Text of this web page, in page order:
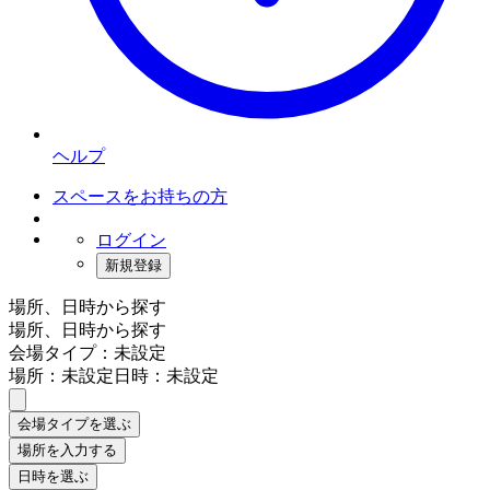
ヘルプ
スペースをお持ちの方
ログイン
新規登録
場所、日時から探す
場所、日時から探す
会場タイプ：未設定
場所：未設定日時：未設定
会場タイプを選ぶ
場所を入力する
日時を選ぶ